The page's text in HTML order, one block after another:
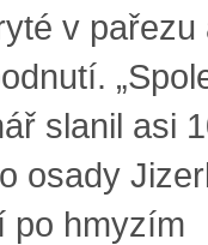
v pařezu
slanil asi
osady
po hmyzím